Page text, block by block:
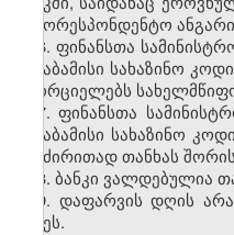
საკორესპონდენტო
6. ფინანსთა
შესაბამისი სახაზინო
ახორციელებს
7. ფინანსთა
შესაბამისი სახაზინო
და ძირითად თანხას
8. ბანკი ვალდებულია
9. დაფარვის დღის
დღეს.